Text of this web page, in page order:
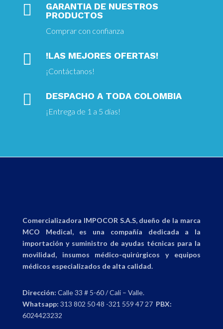

GARANTIA DE NUESTROS
PRODUCTOS
Comprar con confianza
 !LAS MEJORES OFERTAS!
¡Contáctanos!
 DESPACHO A TODA COLOMBIA
¡Entrega de 1 a 5 días!
Comercializadora IMPOCOR S.A.S, dueño de la marca
MCO Medical, es una compañía dedicada a la
importación y suministro de ayudas técnicas para la
movilidad, insumos médico-quirúrgicos y equipos
médicos especializados de alta calidad.
Dirección: Calle 33 # 5-60 / Cali – Valle.
Whatsapp: 313 802 50 48 -321 559 47 27 PBX:
6024423232